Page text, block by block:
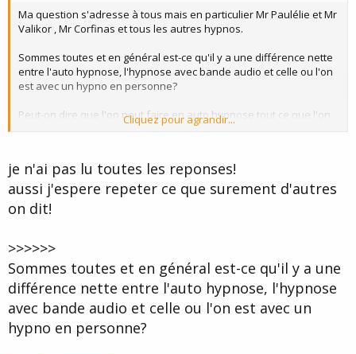
Ma question s'adresse à tous mais en particulier Mr Paulélie et Mr
Valikor , Mr Corfinas et tous les autres hypnos.
Sommes toutes et en général est-ce qu'il y a une différence nette
entre l'auto hypnose, l'hypnose avec bande audio et celle ou l'on
est avec un hypno en personne?
Peut-on dire que l'on peut faire en auto hypnose tout ce que l'on
peut faire en hypnose avec un praticien? Et là, je parle de la
Si vous autres, vous avez quelque chose à régler en hypnose,
préférerez vous l'hypnose avec un praticien pour ce qui est de
l'efficacité?
Cliquez pour agrandir...
je n'ai pas lu toutes les reponses!
aussi j'espere repeter ce que surement d'autres
on dit!
>>>>>>
Sommes toutes et en général est-ce qu'il y a une
différence nette entre l'auto hypnose, l'hypnose
avec bande audio et celle ou l'on est avec un
hypno en personne?